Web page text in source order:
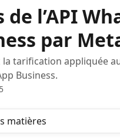
de l’API
par
la tarification appliquée
Business.
matières